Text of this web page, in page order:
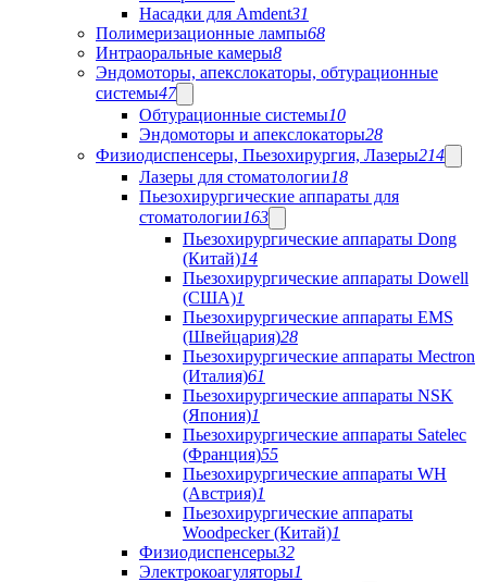
Насадки для Amdent31
Полимеризационные лампы68
Интраоральные камеры8
Эндомоторы, апекслокаторы, обтурационные
системы47
Обтурационные системы10
Эндомоторы и апекслокаторы28
Физиодиспенсеры, Пьезохирургия, Лазеры214
Лазеры для стоматологии18
Пьезохирургические аппараты для
стоматологии163
Пьезохирургические аппараты Dong
(Китай)14
Пьезохирургические аппараты Dowell
(США)1
Пьезохирургические аппараты EMS
(Швейцария)28
Пьезохирургические аппараты Mectron
(Италия)61
Пьезохирургические аппараты NSK
(Япония)1
Пьезохирургические аппараты Satelec
(Франция)55
Пьезохирургические аппараты WH
(Австрия)1
Пьезохирургические аппараты
Woodpecker (Китай)1
Физиодиспенсеры32
Электрокоагуляторы1